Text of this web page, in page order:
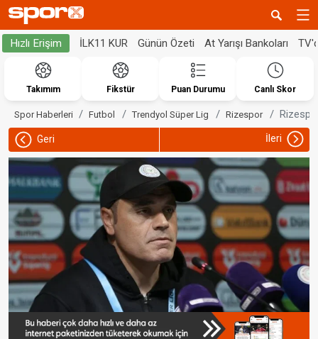
Hızlı Erişim İLK11 KUR Günün Özeti At Yarışı Bankoları
Takımım Fikstür Puan Durumu Canlı Skor
Spor Haberleri Futbol Trendyol Süper Lig Rizespor
Geri İleri